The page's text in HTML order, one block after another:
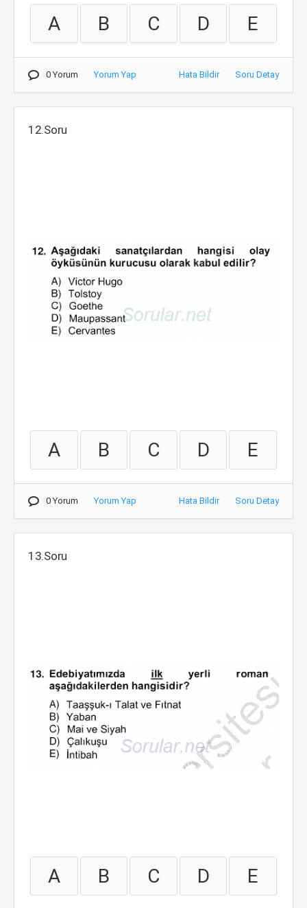
A B C D E
0 Yorum Yorum Yap Hata Bildir Soru Detay
12.Soru
A B C D E
0 Yorum Yorum Yap Hata Bildir Soru Detay
13.Soru
A B C D E